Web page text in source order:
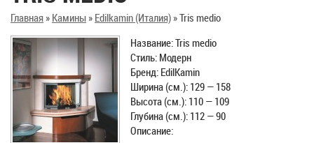
Главная» Камины» Edilkamin (Италия)»Tris medio
Название: Tris medio
Стиль: Модерн
Бренд: EdilKamin
Ширина (см.): 129 — 158
Высота (см.): 110 — 109
Глубина (см.): 112 — 90
Описание: